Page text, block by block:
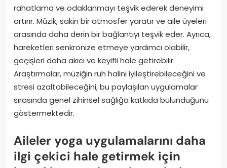
rahatlama ve odaklanmayı teşvik ederek deneyimi
artırır. Müzik, sakin bir atmosfer yaratır ve aile üyeleri
arasında daha derin bir bağlantıyı teşvik eder. Ayrıca,
hareketleri senkronize etmeye yardımcı olabilir,
geçişleri daha akıcı ve keyifli hale getirebilir.
Araştırmalar, müziğin ruh halini iyileştirebileceğini ve
stresi azaltabileceğini, bu paylaşılan uygulamalar
sırasında genel zihinsel sağlığa katkıda bulunduğunu
göstermektedir.
Aileler yoga uygulamalarını daha
ilgi çekici hale getirmek için